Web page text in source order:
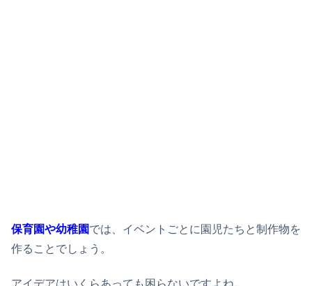
保育園や幼稚園では、イベントごとに園児たちと制作物を
作ることでしょう。
アイデアはいくらあっても困らないですよね。